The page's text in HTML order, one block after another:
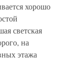
хорошо
светская
на
этажа